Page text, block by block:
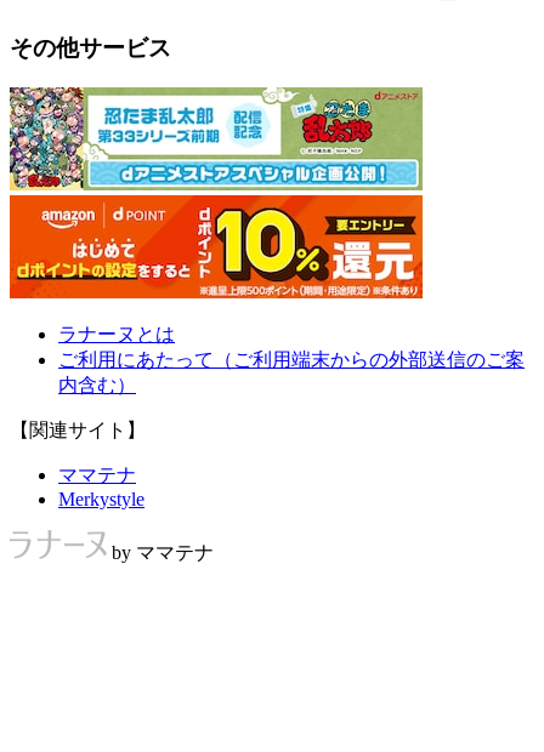
その他サービス
ラナーヌとは
ご利用にあたって（ご利用端末からの外部送信のご案
内含む）
【関連サイト】
ママテナ
Merkystyle
by ママテナ